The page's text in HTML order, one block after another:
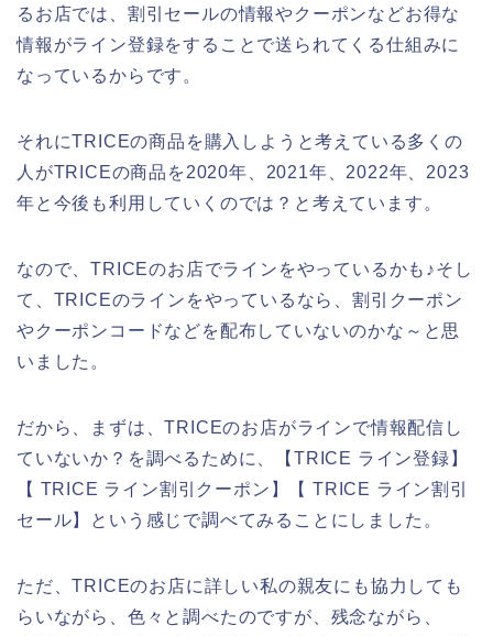
るお店では、割引セールの情報やクーポンなどお得な
情報がライン登録をすることで送られてくる仕組みに
なっているからです。
それにTRICEの商品を購入しようと考えている多くの
人がTRICEの商品を2020年、2021年、2022年、2023
年と今後も利用していくのでは？と考えています。
なので、TRICEのお店でラインをやっているかも♪そし
て、TRICEのラインをやっているなら、割引クーポン
やクーポンコードなどを配布していないのかな～と思
いました。
だから、まずは、TRICEのお店がラインで情報配信し
ていないか？を調べるために、【TRICE ライン登録】
【 TRICE ライン割引クーポン】【 TRICE ライン割引
セール】という感じで調べてみることにしました。
ただ、TRICEのお店に詳しい私の親友にも協力しても
らいながら、色々と調べたのですが、残念ながら、